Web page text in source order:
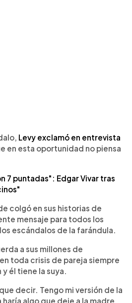
Levy exclamó en entrevista
en esta oportunidad no piensa
7 puntadas": Edgar Vivar tras
colgó en sus historias de
mensaje para todos los
escándalos de la farándula.
a sus millones de
toda crisis de pareja siempre
él tiene la suya.
decir. Tengo mi versión de la
algo que deje a la madre